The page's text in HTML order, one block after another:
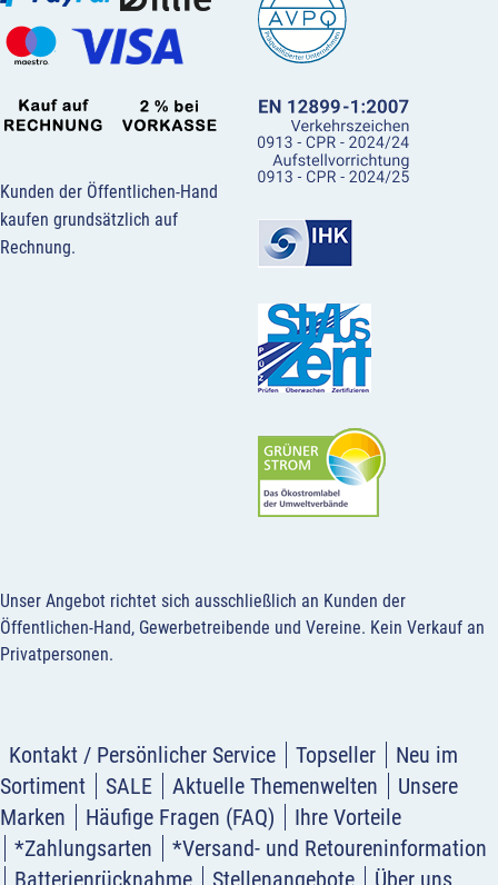
Kunden der Öffentlichen-Hand
kaufen grundsätzlich auf
Rechnung.
Unser Angebot richtet sich ausschließlich an Kunden der
Öffentlichen-Hand, Gewerbetreibende und Vereine. Kein Verkauf an
Privatpersonen.
Kontakt / Persönlicher Service Topseller
Neu im
Sortiment
SALE Aktuelle Themenwelten
Unsere
Marken
Häufige Fragen (FAQ)
Ihre Vorteile
*Zahlungsarten
*Versand- und Retoureninformation